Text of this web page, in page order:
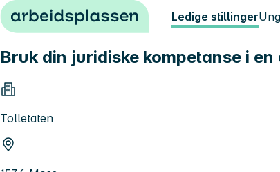
Hopp til innhold Ledige stillingerUng
Bruk din juridiske kompetanse i
Tolletaten